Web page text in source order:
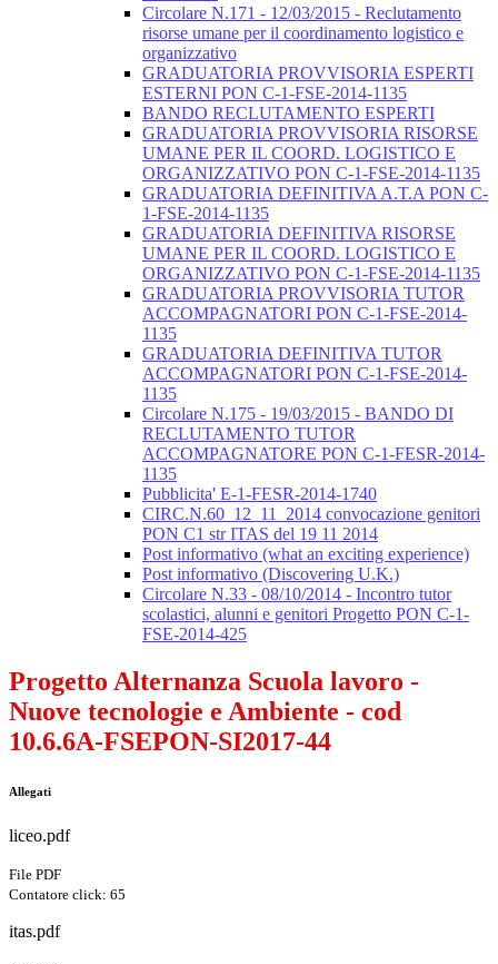
Circolare N.171 - 12/03/2015 - Reclutamento
risorse umane per il coordinamento logistico e
organizzativo
GRADUATORIA PROVVISORIA ESPERTI
ESTERNI PON C-1-FSE-2014-1135
BANDO RECLUTAMENTO ESPERTI
GRADUATORIA PROVVISORIA RISORSE
UMANE PER IL COORD. LOGISTICO E
ORGANIZZATIVO PON C-1-FSE-2014-1135
GRADUATORIA DEFINITIVA A.T.A PON C-
1-FSE-2014-1135
GRADUATORIA DEFINITIVA RISORSE
UMANE PER IL COORD. LOGISTICO E
ORGANIZZATIVO PON C-1-FSE-2014-1135
GRADUATORIA PROVVISORIA TUTOR
ACCOMPAGNATORI PON C-1-FSE-2014-
1135
GRADUATORIA DEFINITIVA TUTOR
ACCOMPAGNATORI PON C-1-FSE-2014-
1135
Circolare N.175 - 19/03/2015 - BANDO DI
RECLUTAMENTO TUTOR
ACCOMPAGNATORE PON C-1-FESR-2014-
1135
Pubblicita' E-1-FESR-2014-1740
CIRC.N.60_12_11_2014 convocazione genitori
PON C1 str ITAS del 19 11 2014
Post informativo (what an exciting experience)
Post informativo (Discovering U.K.)
Circolare N.33 - 08/10/2014 - Incontro tutor
scolastici, alunni e genitori Progetto PON C-1-
FSE-2014-425
Progetto Alternanza Scuola lavoro -
Nuove tecnologie e Ambiente - cod
10.6.6A-FSEPON-SI2017-44
Allegati
liceo.pdf
File PDF
Contatore click: 65
itas.pdf